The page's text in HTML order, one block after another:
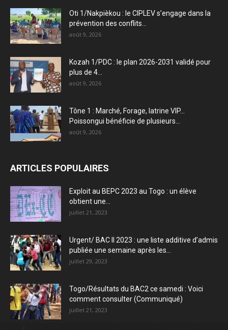
Oti 1/Nakpièkou : le CIPLEV s’engage dans la
prévention des conflits...
août 9, 2026
Kozah 1/PDC : le plan 2026-2031 validé pour
plus de 4...
août 9, 2026
Tône 1 : Marché, Forage, latrine VIP…
Poissongui bénéficie de plusieurs...
août 9, 2026
ARTICLES POPULAIRES
Exploit au BEPC 2023 au Togo : un élève
obtient une...
juillet 21, 2023
Urgent/ BAC II 2023 : une liste additive d’admis
publiée une semaine après les...
juillet 29, 2023
Togo/Résultats du BAC2 ce samedi : Voici
comment consulter (Communiqué)
juillet 21, 2023